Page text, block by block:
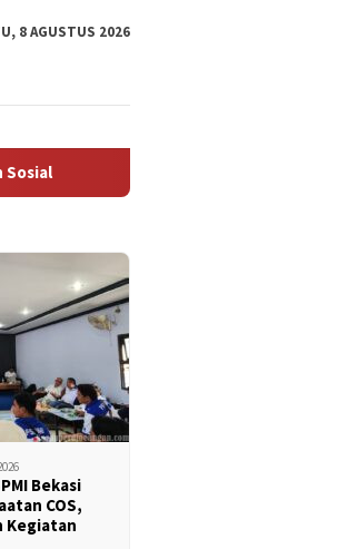
8 AGUSTUS 2026
Berbasis Gender Disampaikan Dalam
Bekasi
COS,
Kegiatan